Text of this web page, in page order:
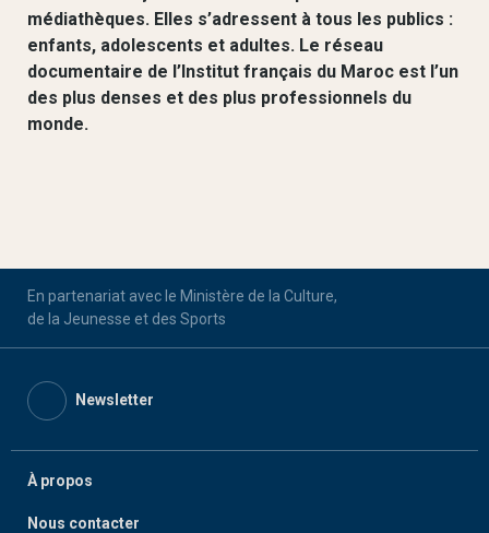
médiathèques. Elles s’adressent à tous les publics :
enfants, adolescents et adultes. Le réseau
documentaire de l’Institut français du Maroc est l’un
des plus denses et des plus professionnels du
monde.
En partenariat avec le Ministère de la Culture,
de la Jeunesse et des Sports
Newsletter
À propos
Nous contacter